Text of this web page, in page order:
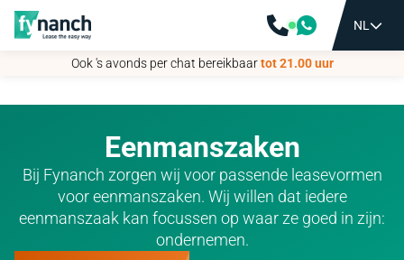
NL
Ook 's avonds per chat bereikbaartot 21.00 uur
NL
Ook 's avonds per chat bereikbaartot 21.00 uur
Eenmanszaken
Bij Fynanch zorgen wij voor passende leasevormen
voor eenmanszaken. Wij willen dat iedere
eenmanszaak kan focussen op waar ze goed in zijn:
ondernemen.